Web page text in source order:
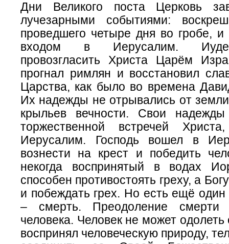
Дни Великого поста Церковь
лучезарными событиями:
проведшего четыре дня во гробе,
входом в Иерусалим.
провозгласить Христа Царём
прогнал римлян и восстановил
Царства, как было во времена
Их надежды не отрывались от
крыльев вечности. Свои
торжественной встречей
Иерусалим. Господь вошел в
вознести на крест и победить
некогда воспринятый в водах
способен противостоять греху, а
и побеждать грех. Но есть ещё один
– смерть. Преодоление
человека. Человек не может одолеть
воспринял человеческую природу,